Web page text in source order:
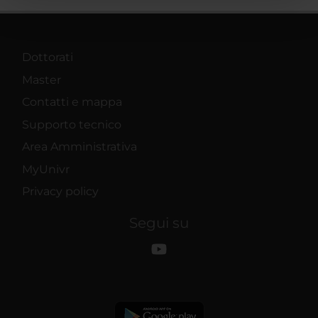
Dottorati
Master
Contatti e mappa
Supporto tecnico
Area Amministrativa
MyUnivr
Privacy policy
Segui su